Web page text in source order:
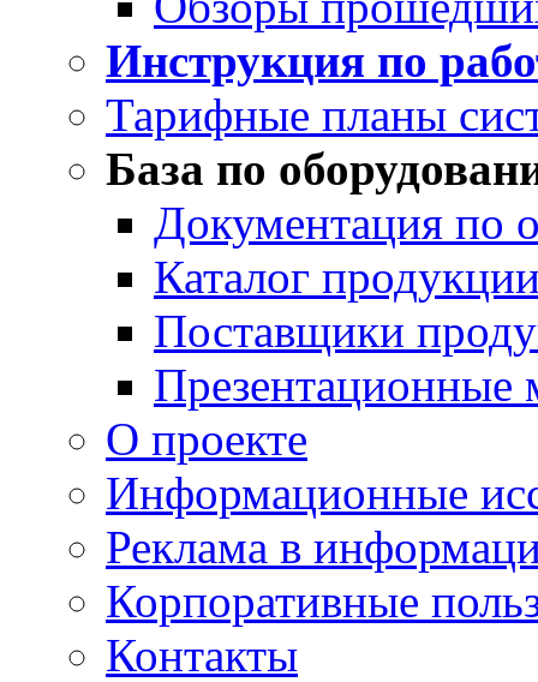
Инструкция по
Тарифные планы
База по
Документация по
Каталог
Поставщики
Презентационные
О проекте
Информационные
Реклама в
Корпоративные
Контакты